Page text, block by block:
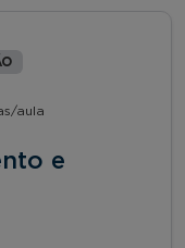
aula
e